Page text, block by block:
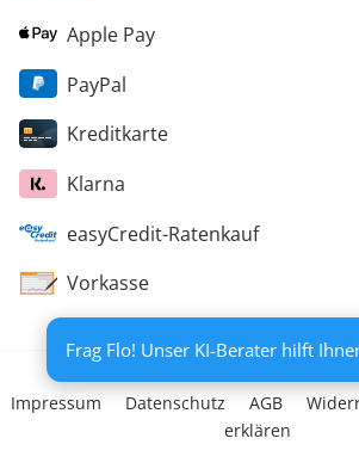
Frag Flo! Unser KI-Berater hilft
Apple Pay
PayPal
Kreditkarte
Klarna
easyCredit-Ratenkauf
Vorkasse
Impressum Datenschutz AGB
erklären